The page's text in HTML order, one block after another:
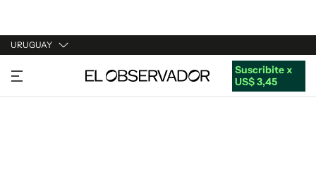
URUGUAY
URUGUAY
ARGENTINA
Suscribite x
US$ 3,45